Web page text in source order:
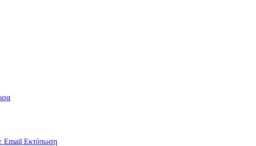
Email Εκτύπωση